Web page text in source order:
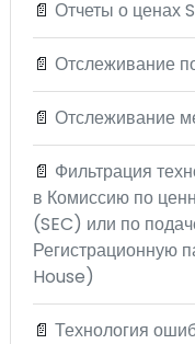
📄 Отчеты о ценах
📄 Отслеживание
📄 Отслеживание
📄 Фильтрация
в Комиссию по
(SEC) или по
Регистрационную
House)
📄 Технология